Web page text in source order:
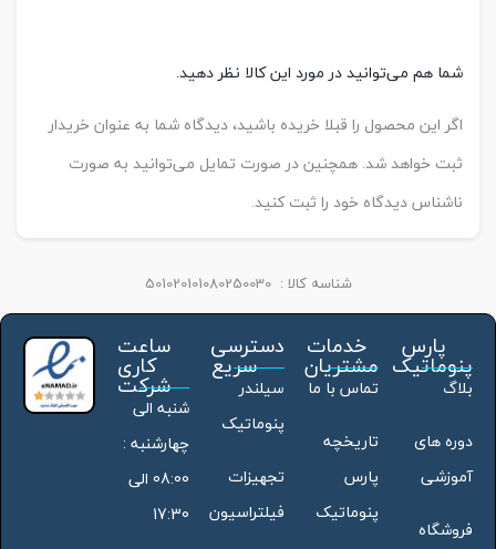
شما هم می‌توانید در مورد این کالا نظر دهید.
اگر این محصول را قبلا خریده باشید، دیدگاه شما به عنوان خریدار
ثبت خواهد شد. همچنین در صورت تمایل می‌توانید به صورت
ناشناس دیدگاه خود را ثبت کنید.
شناسه کالا : 501020101080250030
پارس
پنوماتیک
بلاگ
دوره های
آموزشی
فروشگاه
خدمات
مشتریان
تماس با ما
تاریخچه
پارس
پنوماتیک
دسترسی
سریع
سیلندر
پنوماتیک
تجهیزات
فیلتراسیون
ساعت
کاری
شرکت
شنبه الی
چهارشنبه :
08:00 الی
17:30